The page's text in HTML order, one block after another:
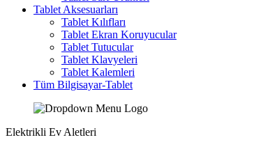
Tablet Aksesuarları
Tablet Kılıfları
Tablet Ekran Koruyucular
Tablet Tutucular
Tablet Klavyeleri
Tablet Kalemleri
Tüm Bilgisayar-Tablet
Elektrikli Ev Aletleri